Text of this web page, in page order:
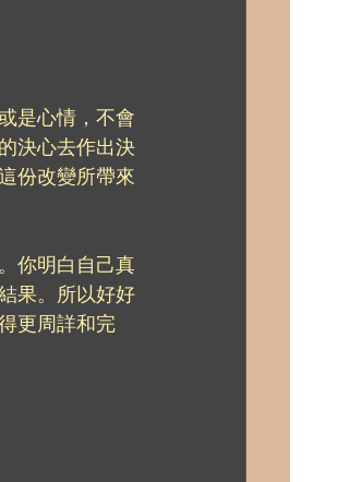
是心情，不會
決心去作出決
份改變所帶來
你明白自己真
果。所以好好
更周詳和完